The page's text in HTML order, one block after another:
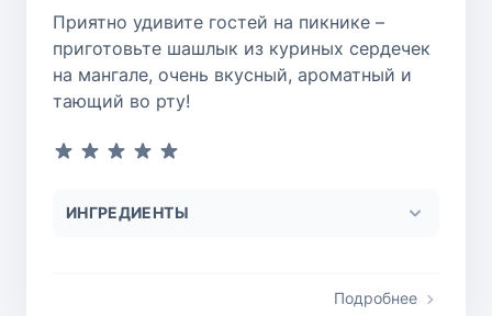
Приятно удивите гостей на пикнике –
приготовьте шашлык из куриных сердечек
на мангале, очень вкусный, ароматный и
тающий во рту!
ИНГРЕДИЕНТЫ
Подробнее